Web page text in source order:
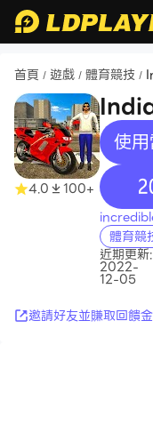
首頁 / 遊戲 / 體育競技 /
4.0 100+
使
體育競
近期更新:
2022-
12-05
邀請好友並賺取回饋金